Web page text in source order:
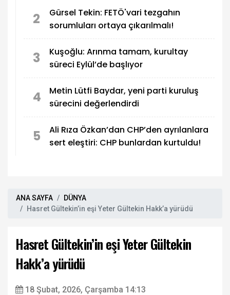
2
Gürsel Tekin: FETÖ'vari tezgahın
sorumluları ortaya çıkarılmalı!
3
Kuşoğlu: Arınma tamam, kurultay
süreci Eylül’de başlıyor
4
Metin Lütfi Baydar, yeni parti kuruluş
sürecini değerlendirdi
5
Ali Rıza Özkan’dan CHP’den ayrılanlara
sert eleştiri: CHP bunlardan kurtuldu!
ANA SAYFA
DÜNYA
Hasret Gültekin’in eşi Yeter Gültekin Hakk’a yürüdü
Hasret Gültekin’in eşi Yeter Gültekin
Hakk’a yürüdü
18 Şubat, 2026, Çarşamba 14:13